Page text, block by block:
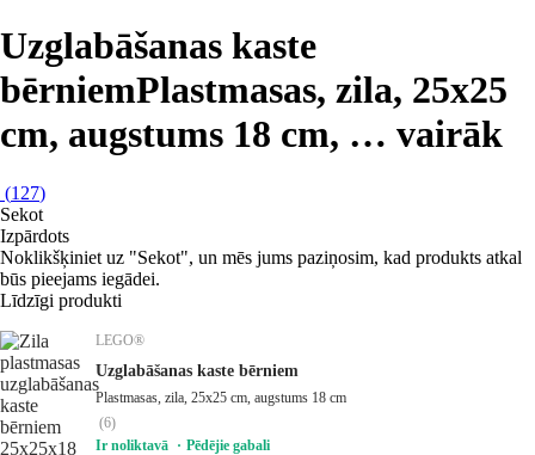
Uzglabāšanas kaste
bērniemPlastmasas, zila, 25x25
cm, augstums 18 cm, … vairāk
(127)
Sekot
Izpārdots
Noklikšķiniet uz "Sekot", un mēs jums paziņosim, kad produkts atkal
būs pieejams iegādei.
Līdzīgi produkti
LEGO®
Uzglabāšanas kaste bērniem
Plastmasas, zila, 25x25 cm, augstums 18 cm
(6)
Ir noliktavā
Pēdējie gabali